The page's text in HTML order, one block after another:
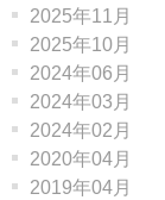
2025年11月
2025年10月
2024年06月
2024年03月
2024年02月
2020年04月
2019年04月